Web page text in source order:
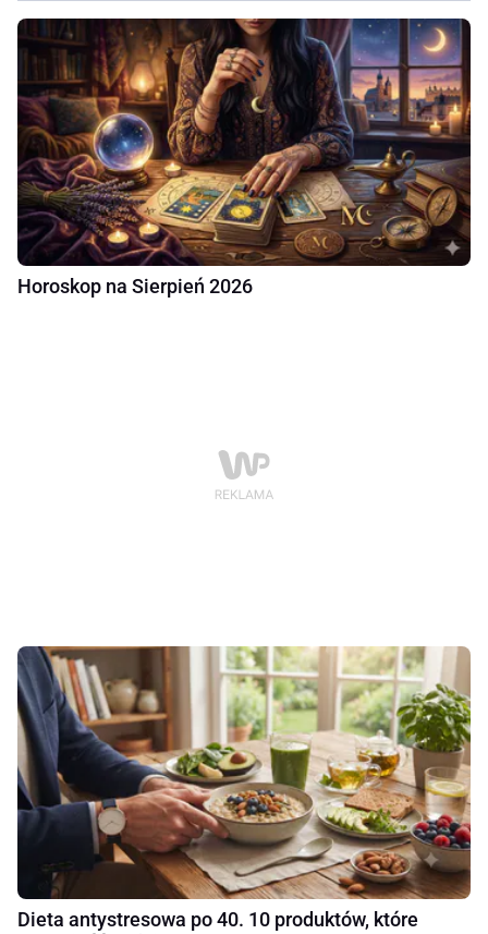
Horoskop na Sierpień 2026
Dieta antystresowa po 40. 10 produktów, które